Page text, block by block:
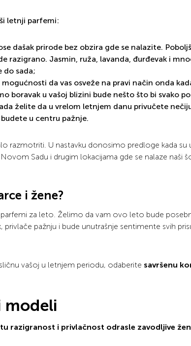
letnji parfemi:
dašak prirode bez obzira gde se nalazite.
razigrano. Jasmin, ruža, lavanda, đurđevak i
do sada;
da vas osveže na pravi način onda
boravak u vašoj blizini bude nešto što bi svako
želite da u vrelom letnjem danu privučete
u centru pažnje.
razmotriti. U nastavku donosimo predloge kada su
Sadu i drugim lokacijama gde se nalaze naši
i žene?
za leto. Želimo da vam ovo leto bude
pažnju i bude unutrašnje sentimente svih
vašoj u letnjem periodu, odaberite savršenu
modeli
razigranost i privlačnost odrasle zavodljive